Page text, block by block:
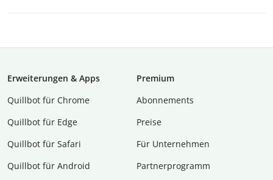
Erweiterungen & Apps
Quillbot für Chrome
Quillbot für Edge
Quillbot für Safari
Quillbot für Android
Premium
Abon­ne­ments
Preise
Für Unternehmen
Partnerprogramm